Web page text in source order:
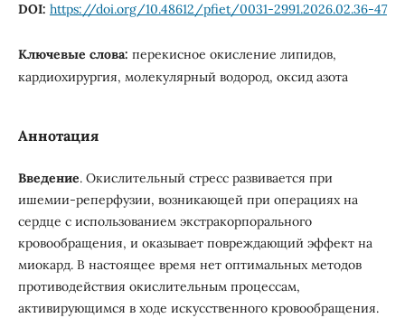
DOI: https://doi.org/10.48612/pfiet/0031-2991.2026.02.36-47
Ключевые слова: перекисное окисление липидов,
кардиохирургия, молекулярный водород, оксид азота
Аннотация
Введение. Окислительный стресс развивается при
ишемии-реперфузии, возникающей при операциях на
сердце с использованием экстракорпорального
кровообращения, и оказывает повреждающий эффект на
миокард. В настоящее время нет оптимальных методов
противодействия окислительным процессам,
активирующимся в ходе искусственного кровообращения.